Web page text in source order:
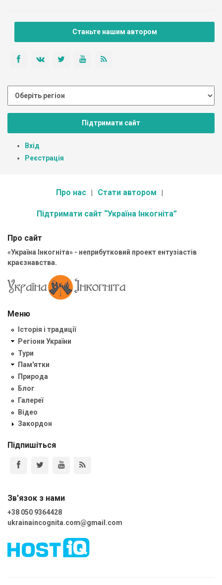
Станьте нашим автором
Підтримати сайт
Вхід
Реєстрація
Про нас Стати автором
Підтримати сайт “Україна Інкогніта”
Про сайт
«Україна Інкогніта» - неприбутковий проект ентузіастів
краєзнавства.
Меню
Історія і традиції
Регіони України
Тури
Пам'ятки
Природа
Блог
Галереї
Відео
Закордон
Підпишіться
Зв'язок з нами
+38 050 9364428
ukrainaincognita.com@gmail.com